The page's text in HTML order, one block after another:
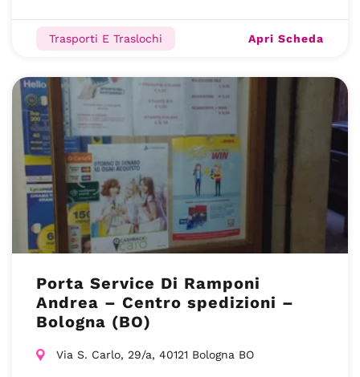
Trasporti E Traslochi Apri Scheda
Porta Service Di Ramponi
Andrea – Centro spedizioni –
Bologna (BO)
Via S. Carlo, 29/a, 40121 Bologna BO